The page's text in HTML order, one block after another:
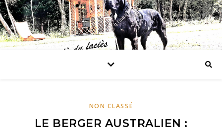
NON CLASSÉ
LE BERGER AUSTRALIEN :